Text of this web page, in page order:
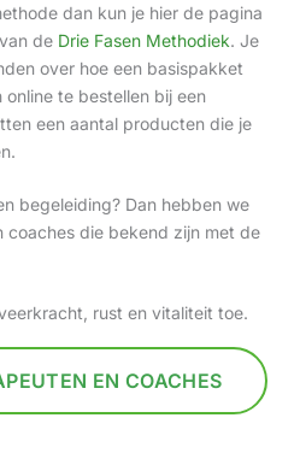
dan kun je hier de pagina
de Drie Fasen Methodiek. Je
over hoe een basispakket
te bestellen bij een
een aantal producten die je
begeleiding? Dan hebben we
coaches die bekend zijn met de
rust en vitaliteit toe.
EN COACHES